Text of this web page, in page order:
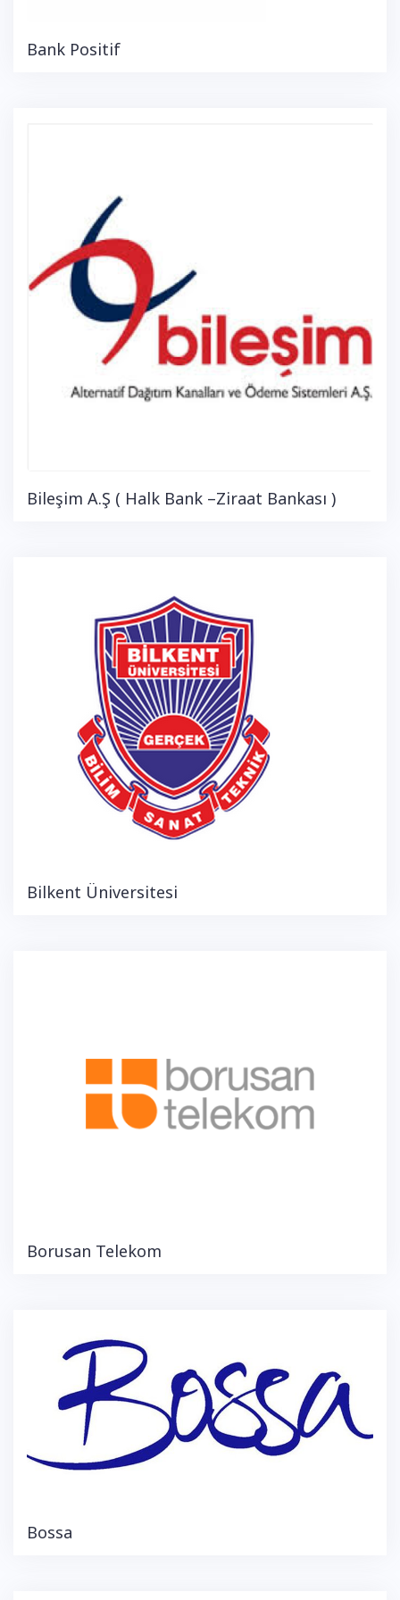
Bank Positif
Bileşim A.Ş ( Halk Bank –Ziraat Bankası )
Bilkent Üniversitesi
Borusan Telekom
Bossa